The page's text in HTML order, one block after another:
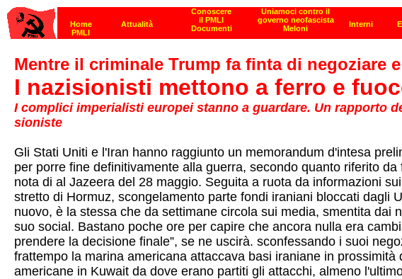
Mentre il criminale Trump fa finta di negoziare
I nazisionisti mettono a ferro e
I complici imperialisti europei stanno a guardare. Un rapporto
sioniste
Gli Stati Uniti e l'Iran hanno raggiunto un memorandum d'intesa
per porre fine definitivamente alla guerra, secondo quanto riferito
nota di al Jazeera del 28 maggio. Seguita a ruota da informazioni
stretto di Hormuz, scongelamento parte fondi iraniani bloccati dagli
nuovo, è la stessa che da settimane circola sui media, smentita dai
suo social. Bastano poche ore per capire che ancora nulla era
prendere la decisione finale”, se ne uscirà. sconfessando i suoi
frattempo la marina americana attaccava basi iraniane in
americane in Kuwait da dove erano partiti gli attacchi, almeno